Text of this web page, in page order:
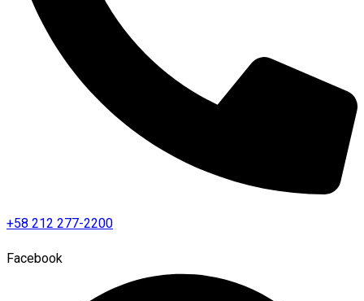
+58 212 277-2200
Facebook